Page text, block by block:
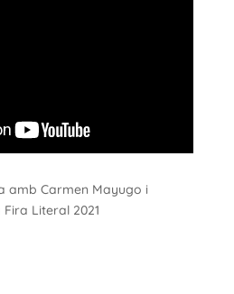
amb Carmen Mayugo i
Literal 2021